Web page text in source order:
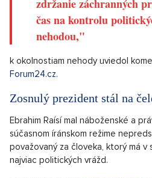
zdržanie záchranných
čas na kontrolu
nehodou,"
k okolnostiam nehody uviedol
Forum24.cz.
Zosnulý prezident stál na
Ebrahim Raísí mal náboženské a
súčasnom íránskom režime
považovaný za človeka, ktorý má v
najviac politických vrážd.